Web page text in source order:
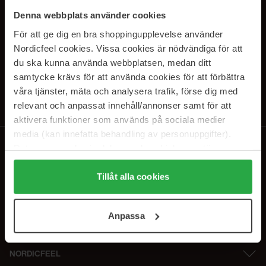
Denna webbplats använder cookies
För att ge dig en bra shoppingupplevelse använder
Nordicfeel cookies. Vissa cookies är nödvändiga för att
du ska kunna använda webbplatsen, medan ditt
samtycke krävs för att använda cookies för att förbättra
våra tjänster, mäta och analysera trafik, förse dig med
relevant och anpassat innehåll/annonser samt för att
aktivera funktioner som används på sociala medier
media (kan innefatta behandling av personuppgifter).
Genom att trycka på "Tillåt alla cookies" accepterar du
alla cookies, medan du under "Detaljer" kan anpassa
användningen av cookies. Du kan när som helst återkalla
samt vår Integritetspolicy.
Tillåt alla cookies
Anpassa
PRENUMERERA PÅ VÅRA
NYHETSBREV
E-postadress
Genom att prenumerera accepterar du vårIntegritetspolicy.
NORDICFEEL